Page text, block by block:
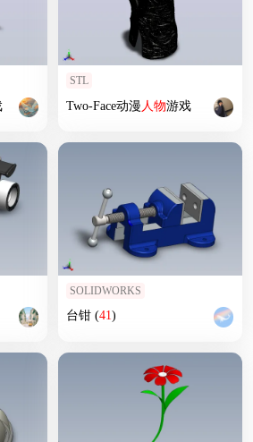
STL
Two-Face动漫 人物游戏
SOLIDWORKS
台钳 (41)